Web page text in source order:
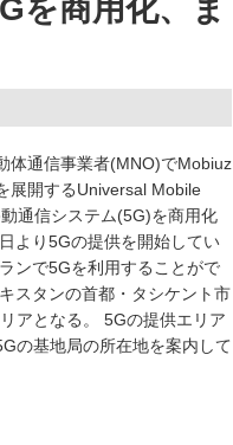
を商用化、ま
体通信事業者(MNO)でMobiuz
展開するUniversal Mobile
通信システム(5G)を商用化
より5Gの提供を開始してい
ンで5Gを利用することがで
スタンの首都・タシケント市
アとなる。 5Gの提供エリア
の基地局の所在地を案内して